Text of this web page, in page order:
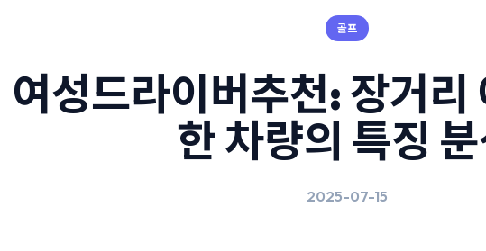
골프
여성드라이버추천: 장거리
한 차량의 특징
2025-07-15